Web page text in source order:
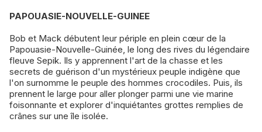
PAPOUASIE-NOUVELLE-GUINEE
Bob et Mack débutent leur périple en plein cœur de la
Papouasie-Nouvelle-Guinée, le long des rives du légendaire
fleuve Sepik. Ils y apprennent l'art de la chasse et les
secrets de guérison d'un mystérieux peuple indigène que
l'on surnomme le peuple des hommes crocodiles. Puis, ils
prennent le large pour aller plonger parmi une vie marine
foisonnante et explorer d'inquiétantes grottes remplies de
crânes sur une île isolée.